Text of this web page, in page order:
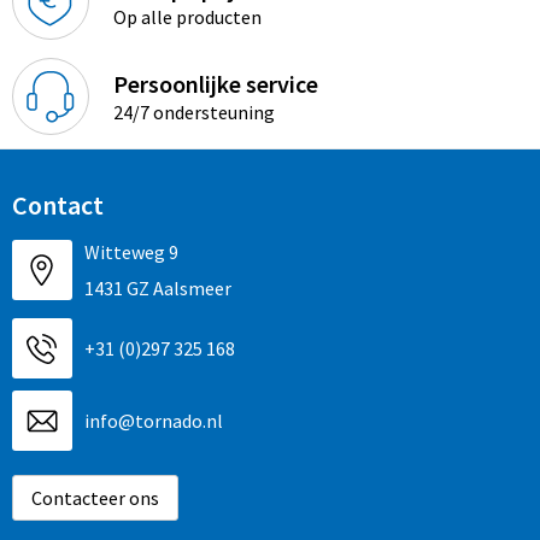
Sinterklaas
Sleutelhangers en Lanyards
Snoepgoed
Sport
Veiligheid, Auto en Fiets
Vrije tijd en Strand
Waterflesjes
Themapakketten
Overhemden
Strandtassen
Toilettassen
Waterbestendige tassen
Schoenentassen
Golftassen
Matrozentassen
Collegetassen
Op alle producten
Persoonlijke service
24/7 ondersteuning
Contact
Witteweg 9
1431 GZ Aalsmeer
+31 (0)297 325 168
info@tornado.nl
Contacteer ons